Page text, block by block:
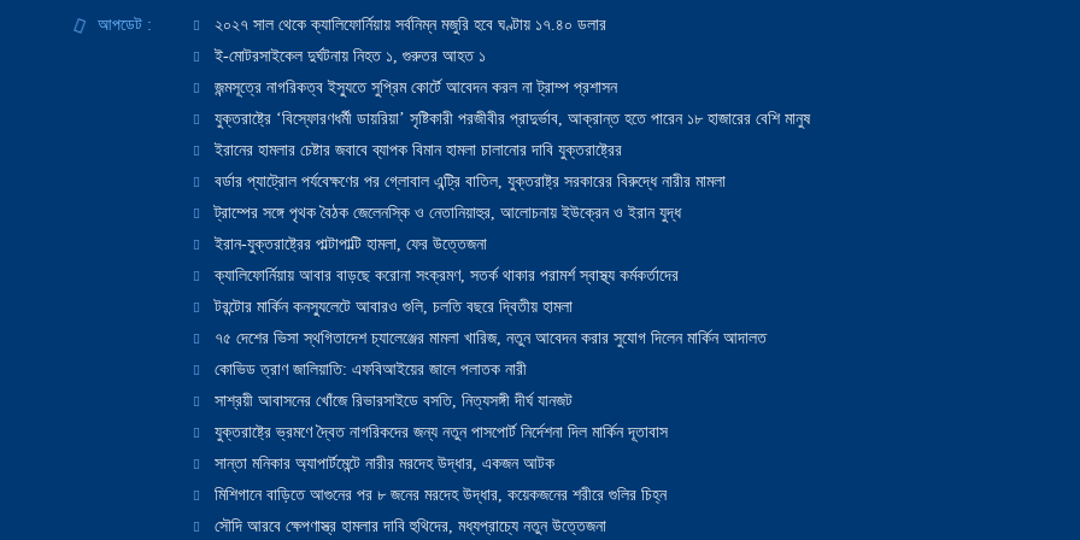
আপডেট :
২০২৭ সাল থেকে ক্যালিফোর্নিয়ায় সর্বনিম্ন মজুরি হবে ঘণ্টায় ১৭.৪০ ডলার
ই-মোটরসাইকেল দুর্ঘটনায় নিহত ১, গুরুতর আহত ১
জন্মসূত্রে নাগরিকত্ব ইস্যুতে সুপ্রিম কোর্টে আবেদন করল না ট্রাম্প প্রশাসন
যুক্তরাষ্ট্রে ‘বিস্ফোরণধর্মী ডায়রিয়া’ সৃষ্টিকারী পরজীবীর প্রাদুর্ভাব, আক্রান্ত হতে পারেন ১৮ হাজারের বেশি মানুষ
ইরানের হামলার চেষ্টার জবাবে ব্যাপক বিমান হামলা চালানোর দাবি যুক্তরাষ্ট্রের
বর্ডার প্যাট্রোল পর্যবেক্ষণের পর গ্লোবাল এন্ট্রি বাতিল, যুক্তরাষ্ট্র সরকারের বিরুদ্ধে নারীর মামলা
ট্রাম্পের সঙ্গে পৃথক বৈঠক জেলেনস্কি ও নেতানিয়াহুর, আলোচনায় ইউক্রেন ও ইরান যুদ্ধ
ইরান-যুক্তরাষ্ট্রের পাল্টাপাল্টি হামলা, ফের উত্তেজনা
ক্যালিফোর্নিয়ায় আবার বাড়ছে করোনা সংক্রমণ, সতর্ক থাকার পরামর্শ স্বাস্থ্য কর্মকর্তাদের
টরন্টোর মার্কিন কনস্যুলেটে আবারও গুলি, চলতি বছরে দ্বিতীয় হামলা
৭৫ দেশের ভিসা স্থগিতাদেশ চ্যালেঞ্জের মামলা খারিজ, নতুন আবেদন করার সুযোগ দিলেন মার্কিন আদালত
কোভিড ত্রাণ জালিয়াতি: এফবিআইয়ের জালে পলাতক নারী
সাশ্রয়ী আবাসনের খোঁজে রিভারসাইডে বসতি, নিত্যসঙ্গী দীর্ঘ যানজট
যুক্তরাষ্ট্রে ভ্রমণে দ্বৈত নাগরিকদের জন্য নতুন পাসপোর্ট নির্দেশনা দিল মার্কিন দূতাবাস
সান্তা মনিকার অ্যাপার্টমেন্টে নারীর মরদেহ উদ্ধার, একজন আটক
মিশিগানে বাড়িতে আগুনের পর ৮ জনের মরদেহ উদ্ধার, কয়েকজনের শরীরে গুলির চিহ্ন
সৌদি আরবে ক্ষেপণাস্ত্র হামলার দাবি হুথিদের, মধ্যপ্রাচ্যে নতুন উত্তেজনা